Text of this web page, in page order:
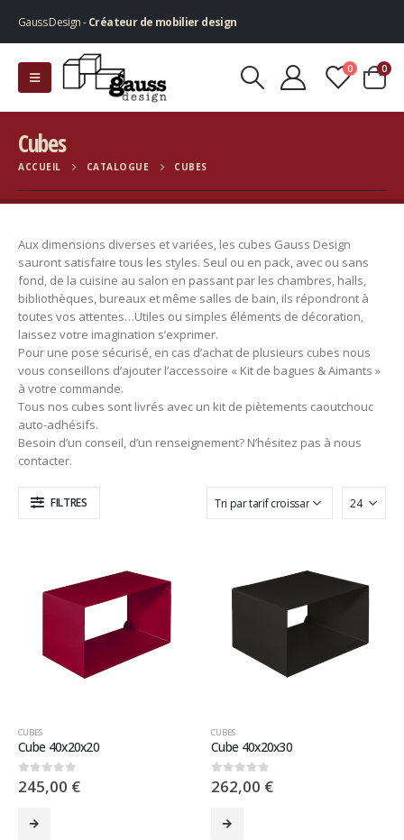
Gauss Design -Créateur de mobilier design
0 0
Cubes
ACCUEIL CATALOGUE CUBES
Aux dimensions diverses et variées, les cubes Gauss Design
sauront satisfaire tous les styles. Seul ou en pack, avec ou sans
fond, de la cuisine au salon en passant par les chambres, halls,
bibliothèques, bureaux et même salles de bain, ils répondront à
toutes vos attentes…Utiles ou simples éléments de décoration,
laissez votre imagination s’exprimer.
Pour une pose sécurisé, en cas d’achat de plusieurs cubes nous
vous conseillons d’ajouter l’accessoire « Kit de bagues & Aimants »
à votre commande.
Tous nos cubes sont livrés avec un kit de piètements caoutchouc
auto-adhésifs.
Besoin d’un conseil, d’un renseignement? N’hésitez pas à nous
contacter.
FILTRES
CUBES
Cube 40x20x20
0sur 5
245,00 €
CUBES
Cube 40x20x30
0sur 5
262,00 €